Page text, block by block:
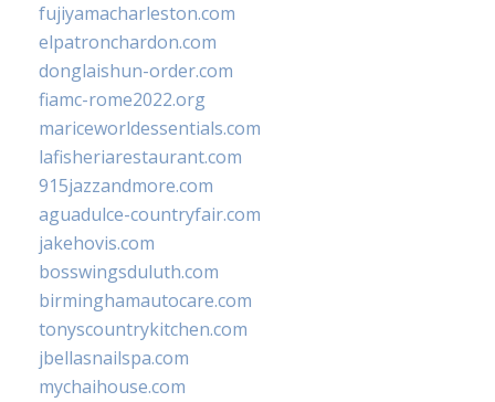
fujiyamacharleston.com
elpatronchardon.com
donglaishun-order.com
fiamc-rome2022.org
mariceworldessentials.com
lafisheriarestaurant.com
915jazzandmore.com
aguadulce-countryfair.com
jakehovis.com
bosswingsduluth.com
birminghamautocare.com
tonyscountrykitchen.com
jbellasnailspa.com
mychaihouse.com